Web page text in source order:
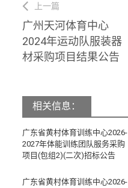
文
章
导
上一篇
Previous
post:
广州天河体育中心
2024年运动队服装器
材采购项目结果公告
相关信息：
广东省黄村体育训练中心2026-
2027年体能训练团队服务采购
项目(包组2)(二次)招标公告
广东省黄村体育训练中心2026-